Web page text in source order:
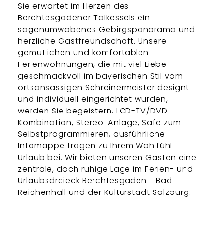
Sie erwartet im Herzen des
Berchtesgadener Talkessels ein
sagenumwobenes Gebirgspanorama und
herzliche Gastfreundschaft. Unsere
gemütlichen und komfortablen
Ferienwohnungen, die mit viel Liebe
geschmackvoll im bayerischen Stil vom
ortsansässigen Schreinermeister designt
und individuell eingerichtet wurden,
werden Sie begeistern. LCD-TV/DVD
Kombination, Stereo-Anlage, Safe zum
Selbstprogrammieren, ausführliche
Infomappe tragen zu Ihrem Wohlfühl-
Urlaub bei. Wir bieten unseren Gästen eine
zentrale, doch ruhige Lage im Ferien- und
Urlaubsdreieck Berchtesgaden - Bad
Reichenhall und der Kulturstadt Salzburg.